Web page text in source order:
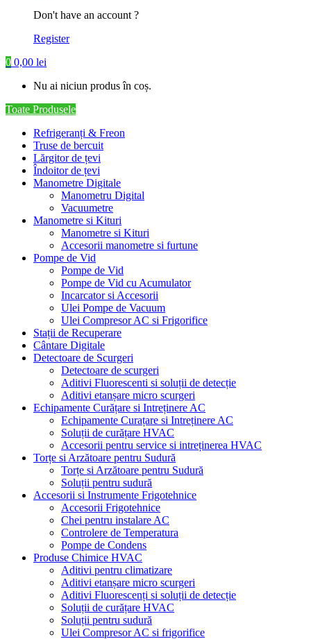
Don't have an account ?
Register
0 0,00 lei
Nu ai niciun produs în coș.
Toate Produsele
Refrigeranți & Freon
Truse de bercuit
Lărgitor de țevi
Îndoitor de țevi
Manometre Digitale
Manometru Digital
Vacuumetre
Manometre si Kituri
Manometre si Kituri
Accesorii manometre si furtune
Pompe de Vid
Pompe de Vid
Pompe de Vid cu Acumulator
Incarcator si Accesorii
Ulei Pompe de Vacuum
Ulei Compresor AC si Frigorifice
Stații de Recuperare
Cântare Digitale
Detectoare de Scurgeri
Detectoare de scurgeri
Aditivi Fluorescenti si soluții de detecție
Aditivi etanșare micro scurgeri
Echipamente Curățare si Intreținere AC
Echipamente Curațare si Intreținere AC
Soluții de curățare HVAC
Accesorii pentru service si intreținerea HVAC
Torțe si Arzătoare pentru Sudură
Torțe si Arzătoare pentru Sudură
Soluții pentru sudură
Accesorii si Instrumente Frigotehnice
Accesorii Frigotehnice
Chei pentru instalare AC
Controlere de Temperatura
Pompe de Condens
Produse Chimice HVAC
Aditivi pentru climatizare
Aditivi etanșare micro scurgeri
Aditivi Fluorescenți si soluții de detecție
Soluții de curățare HVAC
Soluții pentru sudură
Ulei Compresor AC si frigorifice